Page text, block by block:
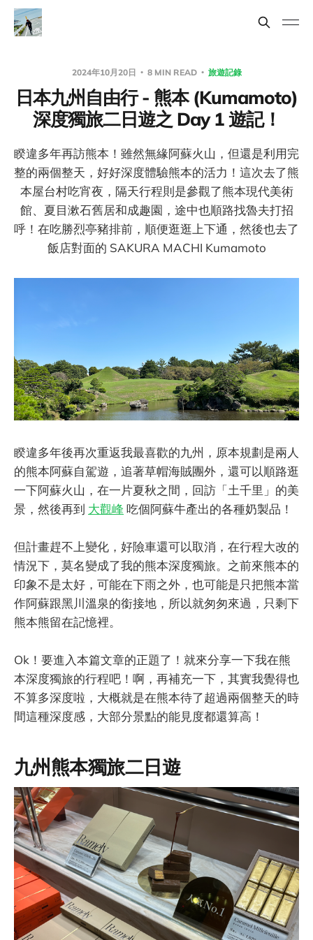
2024年10月20日 8 MIN READ 旅遊記錄
日本九州自由行 - 熊本 (Kumamoto)
深度獨旅二日遊之 Day 1 遊記！
睽違多年再訪熊本！雖然無緣阿蘇火山，但還是利用完
整的兩個整天，好好深度體驗熊本的活力！這次去了熊
本屋台村吃宵夜，隔天行程則是參觀了熊本現代美術
館、夏目漱石舊居和成趣園，途中也順路找魯夫打招
呼！在吃勝烈亭豬排前，順便逛逛上下通，然後也去了
飯店對面的 SAKURA MACHI Kumamoto
睽違多年後再次重返我最喜歡的九州，原本規劃是兩人
的熊本阿蘇自駕遊，追著草帽海賊團外，還可以順路逛
一下阿蘇火山，在一片夏秋之間，回訪「土千里」的美
景，然後再到 大觀峰 吃個阿蘇牛產出的各種奶製品！
但計畫趕不上變化，好險車還可以取消，在行程大改的
情況下，莫名變成了我的熊本深度獨旅。之前來熊本的
印象不是太好，可能在下雨之外，也可能是只把熊本當
作阿蘇跟黑川溫泉的銜接地，所以就匆匆來過，只剩下
熊本熊留在記憶裡。
Ok！要進入本篇文章的正題了！就來分享一下我在熊
本深度獨旅的行程吧！啊，再補充一下，其實我覺得也
不算多深度啦，大概就是在熊本待了超過兩個整天的時
間這種深度感，大部分景點的能見度都還算高！
九州熊本獨旅二日遊